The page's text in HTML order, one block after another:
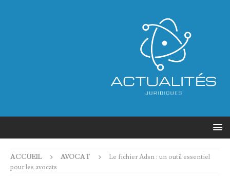
ACCUEIL AVOCAT
Le fichier Adsn : un outil essentiel
pour les avocats